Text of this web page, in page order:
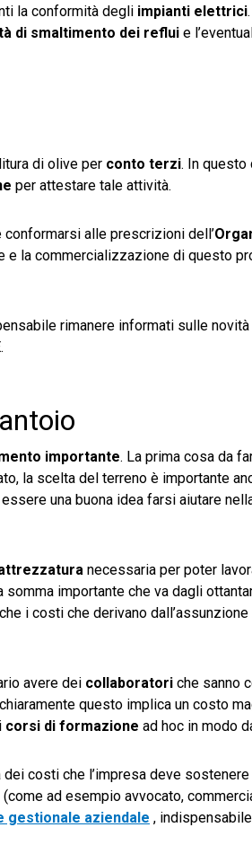
la conformità degli impianti elettrici
di smaltimento dei reflui e
di olive per conto terzi. In questo
per attestare tale attività.
alle prescrizioni dell’
e la commercializzazione di questo
rimanere informati sulle
importante. La prima cosa da
la scelta del terreno è importante
una buona idea farsi aiutare
necessaria per poter
importante che va dagli
i costi che derivano dall’assunzione
avere dei collaboratori che sanno
questo implica un costo
corsi di formazione ad hoc in modo
dei costi che l’impresa deve
(come ad esempio avvocato,
gestionale aziendale ,